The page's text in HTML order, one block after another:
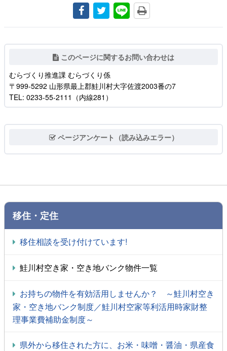
このページに関するお問い合わせは
むらづくり推進課 むらづくり係
〒999-5292 山形県最上郡鮭川村大字佐渡2003番の7
TEL: 0233-55-2111（内線281）
ページアンケート（読み込みエラー）
移住・定住
移住相談を受け付けています!
鮭川村空き家・空き地バンク物件一覧
お持ちの物件を有効活用しませんか？ ～鮭川村空き
家・空き地バンク制度／鮭川村空家等利活用時家財整
理事業費補助金制度～
県外から移住された方に、お米・味噌・醤油・県産食